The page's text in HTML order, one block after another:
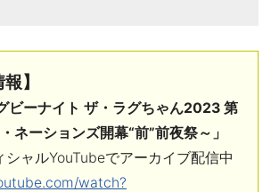
】
ビーナイト ザ・ラグちゃん2023 第
ネーションズ開幕“前”前夜祭～」
シャルYouTubeでアーカイブ配信中
watch?